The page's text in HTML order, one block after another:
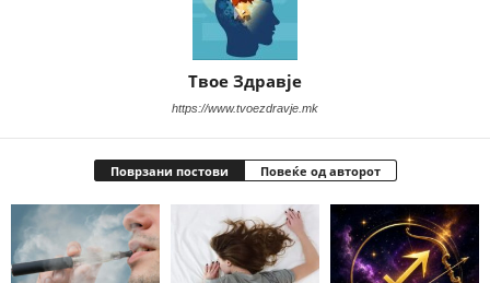
Твое Здравје
https://www.tvoezdravje.mk
Поврзани постови Повеќе од авторот